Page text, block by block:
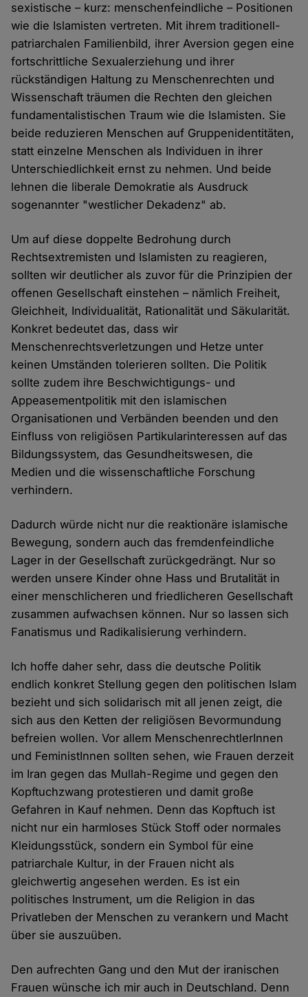
sexistische – kurz: menschenfeindliche – Positionen
wie die Islamisten vertreten. Mit ihrem traditionell-
patriarchalen Familienbild, ihrer Aversion gegen eine
fortschrittliche Sexualerziehung und ihrer
rückständigen Haltung zu Menschenrechten und
Wissenschaft träumen die Rechten den gleichen
fundamentalistischen Traum wie die Islamisten. Sie
beide reduzieren Menschen auf Gruppenidentitäten,
statt einzelne Menschen als Individuen in ihrer
Unterschiedlichkeit ernst zu nehmen. Und beide
lehnen die liberale Demokratie als Ausdruck
sogenannter "westlicher Dekadenz" ab.
Um auf diese doppelte Bedrohung durch
Rechtsextremisten und Islamisten zu reagieren,
sollten wir deutlicher als zuvor für die Prinzipien der
offenen Gesellschaft einstehen – nämlich Freiheit,
Gleichheit, Individualität, Rationalität und Säkularität.
Konkret bedeutet das, dass wir
Menschenrechtsverletzungen und Hetze unter
keinen Umständen tolerieren sollten. Die Politik
sollte zudem ihre Beschwichtigungs- und
Appeasementpolitik mit den islamischen
Organisationen und Verbänden beenden und den
Einfluss von religiösen Partikularinteressen auf das
Bildungssystem, das Gesundheitswesen, die
Medien und die wissenschaftliche Forschung
verhindern.
Dadurch würde nicht nur die reaktionäre islamische
Bewegung, sondern auch das fremdenfeindliche
Lager in der Gesellschaft zurückgedrängt. Nur so
werden unsere Kinder ohne Hass und Brutalität in
einer menschlicheren und friedlicheren Gesellschaft
zusammen aufwachsen können. Nur so lassen sich
Fanatismus und Radikalisierung verhindern.
Ich hoffe daher sehr, dass die deutsche Politik
endlich konkret Stellung gegen den politischen Islam
bezieht und sich solidarisch mit all jenen zeigt, die
sich aus den Ketten der religiösen Bevormundung
befreien wollen. Vor allem MenschenrechtlerInnen
und FeministInnen sollten sehen, wie Frauen derzeit
im Iran gegen das Mullah-Regime und gegen den
Kopftuchzwang protestieren und damit große
Gefahren in Kauf nehmen. Denn das Kopftuch ist
nicht nur ein harmloses Stück Stoff oder normales
Kleidungsstück, sondern ein Symbol für eine
patriarchale Kultur, in der Frauen nicht als
gleichwertig angesehen werden. Es ist ein
politisches Instrument, um die Religion in das
Privatleben der Menschen zu verankern und Macht
über sie auszuüben.
Den aufrechten Gang und den Mut der iranischen
Frauen wünsche ich mir auch in Deutschland. Denn